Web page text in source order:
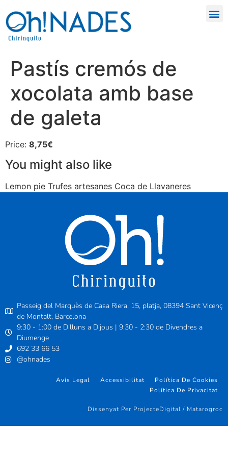
Pastís cremós de
xocolata amb base
de galeta
Price: 8,75€
You might also like
Lemon pie Trufes artesanes Coca de Llavaneres
Passeig del Marquès de Casa Riera, 15, platja, 08394 Sant Vicenç
de Montalt, Barcelona
9:30 - 1:00 de Dilluns a Dijous | 9:30 - 2:30 de Divendres a
Diumenge
692 33 66 53
@ohnades
Avís Legal Accessibilitat
Política De Cookies
Política De Privacitat
Dissenyat Per ProjecteDigital / Matarogroc